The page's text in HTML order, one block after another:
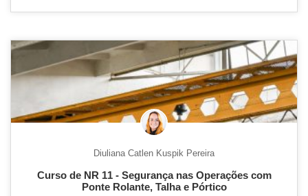
Diuliana Catlen Kuspik Pereira
Curso de NR 11 - Segurança nas Operações com
Ponte Rolante, Talha e Pórtico